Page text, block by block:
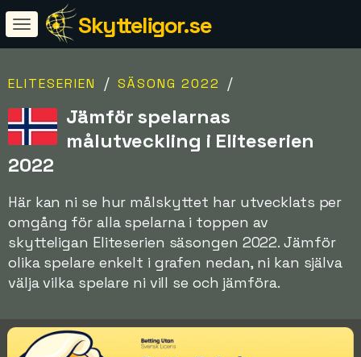
Skytteligor.se
ELITESERIEN / SÄSONG 2022 /
Jämför spelarnas
målutveckling i Eliteserien
2022
Här kan ni se hur målskyttet har utvecklats per
omgång för alla spelarna i toppen av
skytteligan Eliteserien säsongen 2022. Jämför
olika spelare enkelt i grafen nedan, ni kan själva
välja vilka spelare ni vill se och jämföra.